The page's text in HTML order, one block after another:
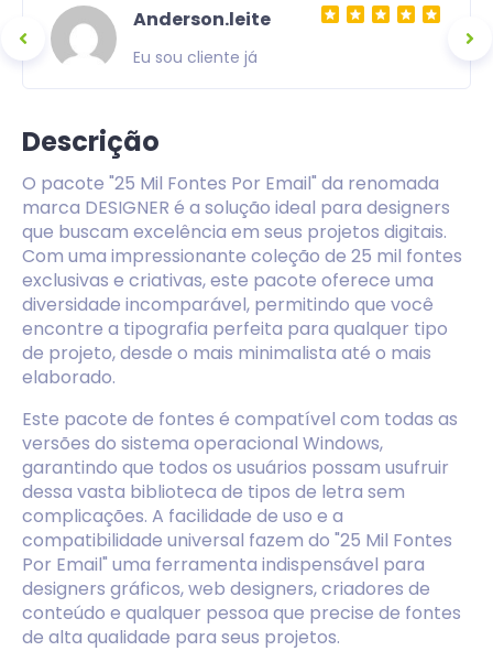
Anderson.leite
Eu sou cliente já
Descrição
O pacote "25 Mil Fontes Por Email" da renomada
marca DESIGNER é a solução ideal para designers
que buscam excelência em seus projetos digitais.
Com uma impressionante coleção de 25 mil fontes
exclusivas e criativas, este pacote oferece uma
diversidade incomparável, permitindo que você
encontre a tipografia perfeita para qualquer tipo
de projeto, desde o mais minimalista até o mais
elaborado.
Este pacote de fontes é compatível com todas as
versões do sistema operacional Windows,
garantindo que todos os usuários possam usufruir
dessa vasta biblioteca de tipos de letra sem
complicações. A facilidade de uso e a
compatibilidade universal fazem do "25 Mil Fontes
Por Email" uma ferramenta indispensável para
designers gráficos, web designers, criadores de
conteúdo e qualquer pessoa que precise de fontes
de alta qualidade para seus projetos.